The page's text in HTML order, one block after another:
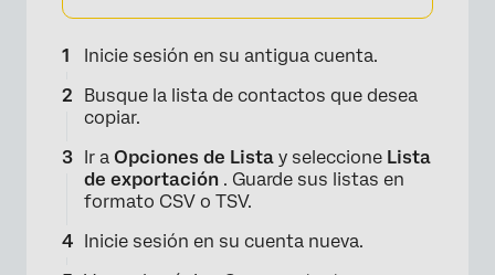
Inicie sesión en su antigua cuenta.
Busque la lista de contactos que desea
copiar.
Ir a Opciones de Lista y seleccione Lista
de exportación . Guarde sus listas en
formato CSV o TSV.
Inicie sesión en su cuenta nueva.